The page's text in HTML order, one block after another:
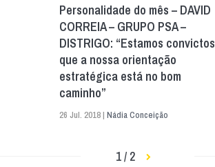
Personalidade do mês – DAVID
CORREIA – GRUPO PSA –
DISTRIGO: “Estamos convictos
que a nossa orientação
estratégica está no bom
caminho”
26 Jul. 2018 | Nádia Conceição
1 / 2